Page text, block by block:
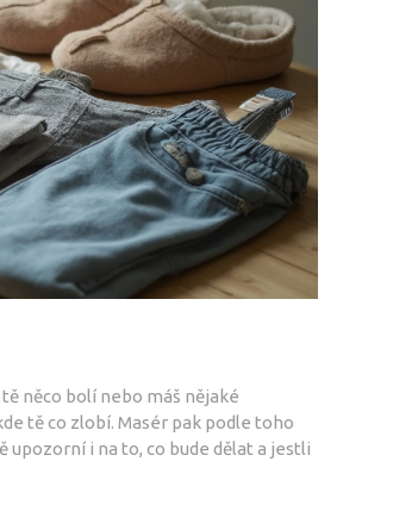
něco bolí nebo máš nějaké
tě co zlobí. Masér pak podle toho
upozorní i na to, co bude dělat a jestli